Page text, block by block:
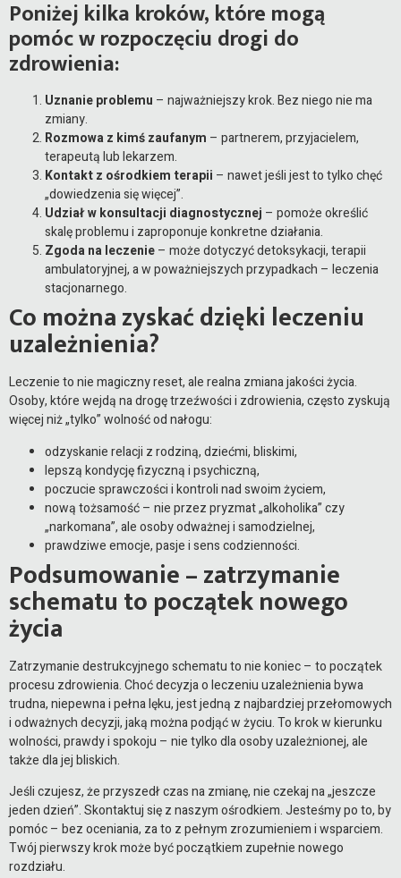
Poniżej kilka kroków, które mogą
pomóc w rozpoczęciu drogi do
zdrowienia:
Uznanie problemu – najważniejszy krok. Bez niego nie ma
zmiany.
Rozmowa z kimś zaufanym – partnerem, przyjacielem,
terapeutą lub lekarzem.
Kontakt z ośrodkiem terapii – nawet jeśli jest to tylko chęć
„dowiedzenia się więcej”.
Udział w konsultacji diagnostycznej – pomoże określić
skalę problemu i zaproponuje konkretne działania.
Zgoda na leczenie– może dotyczyć detoksykacji, terapii
ambulatoryjnej, a w poważniejszych przypadkach – leczenia
stacjonarnego.
Co można zyskać dzięki leczeniu
uzależnienia?
Leczenie to nie magiczny reset, ale realna zmiana jakości życia.
Osoby, które wejdą na drogę trzeźwości i zdrowienia, często zyskują
więcej niż „tylko” wolność od nałogu:
odzyskanie relacji z rodziną, dziećmi, bliskimi,
lepszą kondycję fizyczną i psychiczną,
poczucie sprawczości i kontroli nad swoim życiem,
nową tożsamość – nie przez pryzmat „alkoholika” czy
„narkomana”, ale osoby odważnej i samodzielnej,
prawdziwe emocje, pasje i sens codzienności.
Podsumowanie – zatrzymanie
schematu to początek nowego
życia
Zatrzymanie destrukcyjnego schematu to nie koniec – to początek
procesu zdrowienia. Choć decyzja o leczeniu uzależnienia bywa
trudna, niepewna i pełna lęku, jest jedną z najbardziej przełomowych
i odważnych decyzji, jaką można podjąć w życiu. To krok w kierunku
wolności, prawdy i spokoju – nie tylko dla osoby uzależnionej, ale
także dla jej bliskich.
Jeśli czujesz, że przyszedł czas na zmianę, nie czekaj na „jeszcze
jeden dzień”. Skontaktuj się z naszym ośrodkiem. Jesteśmy po to, by
pomóc – bez oceniania, za to z pełnym zrozumieniem i wsparciem.
Twój pierwszy krok może być początkiem zupełnie nowego
rozdziału.